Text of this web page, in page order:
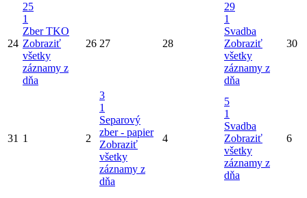
24
25
1
Zber TKO
Zobraziť
všetky
záznamy z
dňa
26 27 28
29
1
Svadba
Zobraziť
všetky
záznamy z
dňa
30
31 1 2
3
1
Separový
zber - papier
Zobraziť
všetky
záznamy z
dňa
4
5
1
Svadba
Zobraziť
všetky
záznamy z
dňa
6